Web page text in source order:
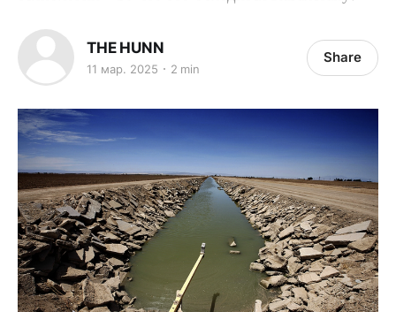
THE HUNN
11 мар. 2025 2 min
Share